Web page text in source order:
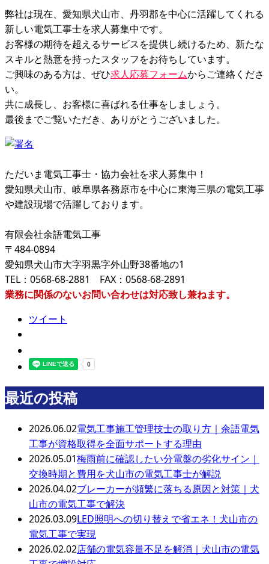
弊社は現在、愛知県犬山市、丹羽郡を中心に活躍してくれる
新しい電気工事士を求人募集中です。
お客様の期待を超えるサービスを提供し続けるため、新たな
スキルと熱意を持ったスタッフをお待ちしています。
ご興味のある方は、ぜひ求人応募フォームからご連絡くださ
い。
共に成長し、お客様に喜ばれる仕事をしましょう。
最後までご覧いただき、ありがとうございました。
ただいま電気工事士・協力会社を求人募集中！
愛知県犬山市、岐阜県各務原市を中心に東海三県の電気工事
や建設現場で活躍しております。
有限会社余語電気工事
〒484-0894
愛知県犬山市大字羽黒字外山野38番地の1
TEL：0568-68-2881 FAX：0568-68-2891
業務に関係のないお問い合わせは対応致し兼ねます。
ツイート
最近の投稿
2026.06.02電気工事施工管理技士の取り方｜余語電気
工事が資格取得を全面サポートする理由
2026.05.01梅雨前に確認したい分電盤の劣化サイン｜
交換時期と費用を犬山市の電気工事士が解説
2026.04.02ブレーカーが頻繁に落ちる原因と対策｜犬
山市の電気工事で解決
2026.03.09LED照明への切り替えで省エネ！犬山市の
電気工事で実現
2026.02.02店舗の電気容量不足を解消｜犬山市の電気